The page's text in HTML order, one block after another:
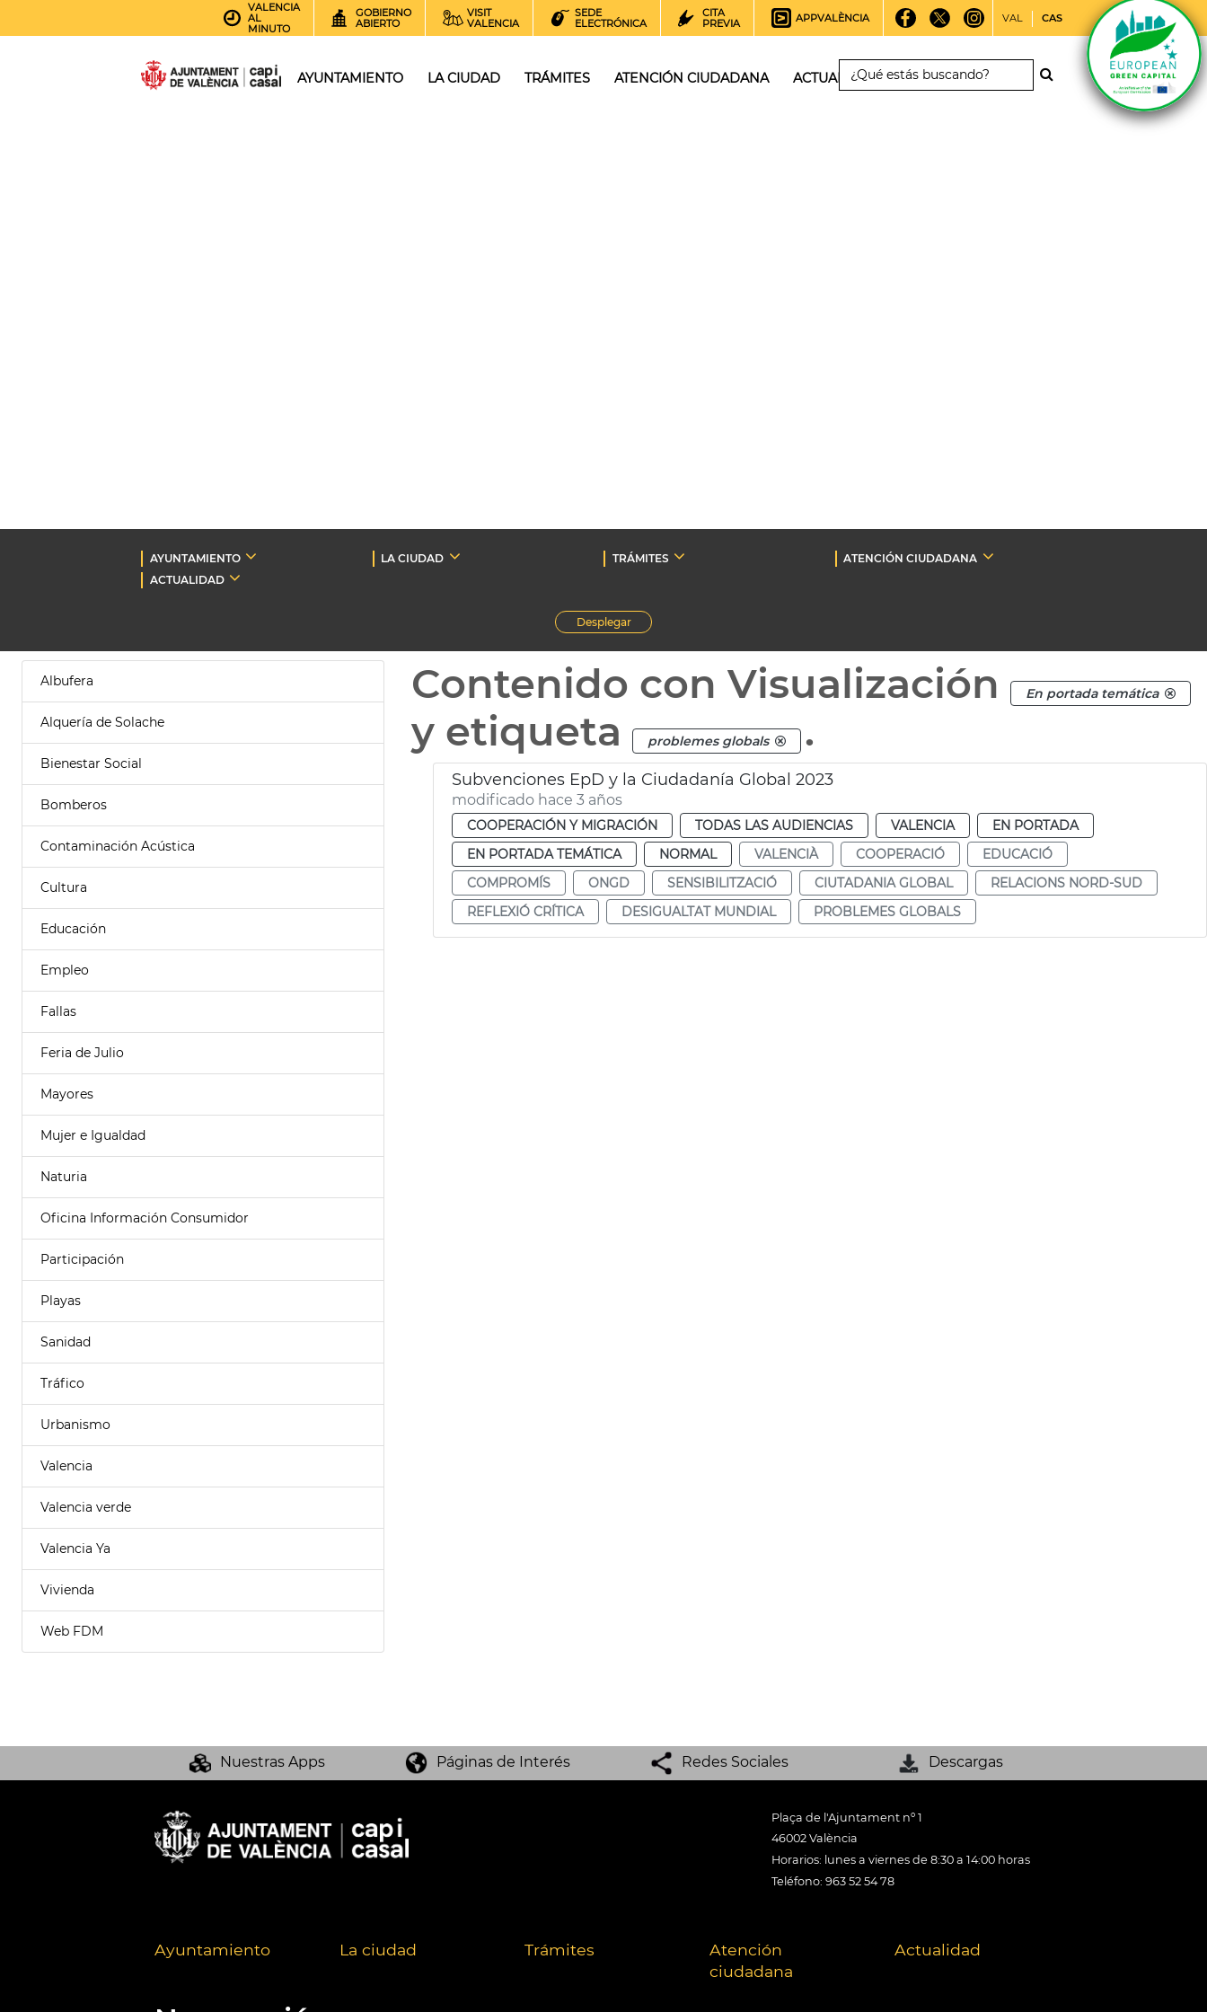
VALENCIA
AL
MINUTO
GOBIERNO
ABIERTO
VISIT
VALENCIA
SEDE
ELECTRÓNICA
CITA
PREVIA
APPVALÈNCIA VAL CAS
AYUNTAMIENTO LA CIUDAD TRÁMITES ATENCIÓN CIUDADANA ACTUALIDAD
AYUNTAMIENTO LA CIUDAD TRÁMITES
ATENCIÓN CIUDADANA
ACTUALIDAD
Desplegar
Albufera
Alquería de Solache
Bienestar Social
Bomberos
Contaminación Acústica
Cultura
Educación
Empleo
Fallas
Feria de Julio
Mayores
Mujer e Igualdad
Naturia
Oficina Información Consumidor
Participación
Playas
Sanidad
Tráfico
Urbanismo
Valencia
Valencia verde
Valencia Ya
Vivienda
Web FDM
Contenido con Visualización En portada temática
y etiqueta problemes globals .
Subvenciones EpD y la Ciudadanía Global 2023
modificado hace 3 años
COOPERACIÓN Y MIGRACIÓN TODAS LAS AUDIENCIAS VALENCIA
EN PORTADA
EN PORTADA TEMÁTICA
NORMAL VALENCIÀ COOPERACIÓ
EDUCACIÓ
COMPROMÍS
ONGD SENSIBILITZACIÓ CIUTADANIA GLOBAL
RELACIONS NORD-SUD
REFLEXIÓ CRÍTICA
DESIGUALTAT MUNDIAL PROBLEMES GLOBALS
Nuestras Apps Páginas de Interés Redes Sociales Descargas
Plaça de l'Ajuntament nº 1
46002 València
Horarios: lunes a viernes de 8:30 a 14:00 horas
Teléfono: 963 52 54 78
Ayuntamiento La ciudad Trámites
Atención
ciudadana
Actualidad